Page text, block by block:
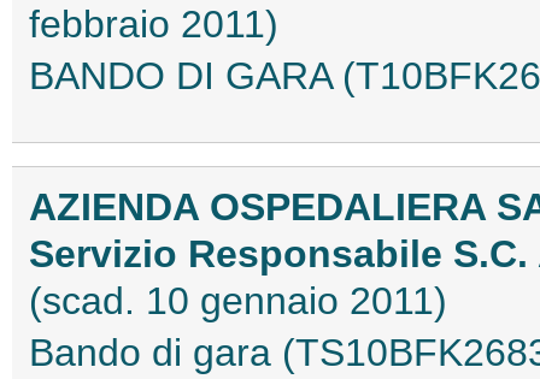
febbraio 2011)
BANDO DI GARA
AZIENDA OSPEDALIERA
Servizio Responsabile
(scad. 10 gennaio 2011)
Bando di gara